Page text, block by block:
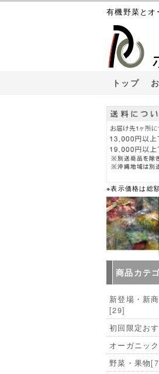
有機野菜と
トップ
※表示価格は総
商品カテ
新登場・新
[29]
初回限定お
オーガニッ
野菜・果物